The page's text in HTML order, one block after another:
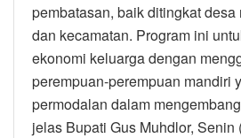
pembatasan, baik ditingkat
dan kecamatan. Program ini
ekonomi keluarga dengan
perempuan-perempuan mandiri
permodalan dalam
jelas Bupati Gus Muhdlor, Senin